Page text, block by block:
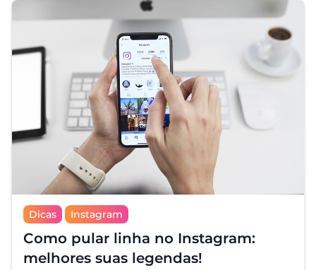
Dicas Instagram
Como pular linha no Instagram:
melhores suas legendas!